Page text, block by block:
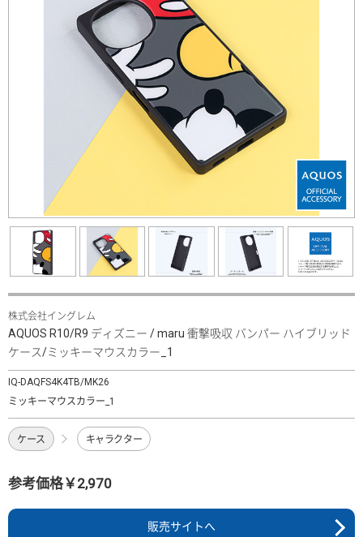
株式会社イングレム
AQUOS R10/R9 ディズニー / maru 衝撃吸収 バンパー ハイブリッド
ケース/ミッキーマウスカラー_1
IQ-DAQFS4K4TB/MK26
ミッキーマウスカラー_1
ケース キャラクター
参考価格￥2,970
販売サイトへ